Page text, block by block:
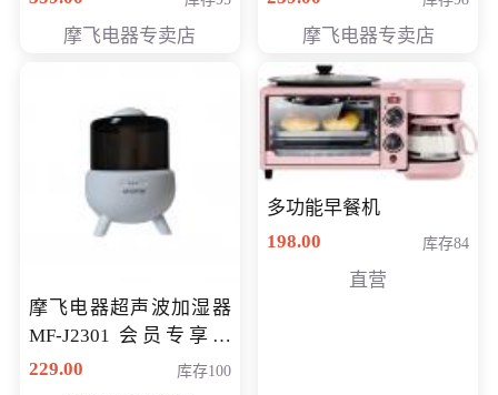
摩飞电器专卖店 摩飞电器专卖店
摩飞电器超声波加湿器
MF-J2301 会员专享价
168元
229.00 库存100
多功能早餐机
198.00
库存84
直营